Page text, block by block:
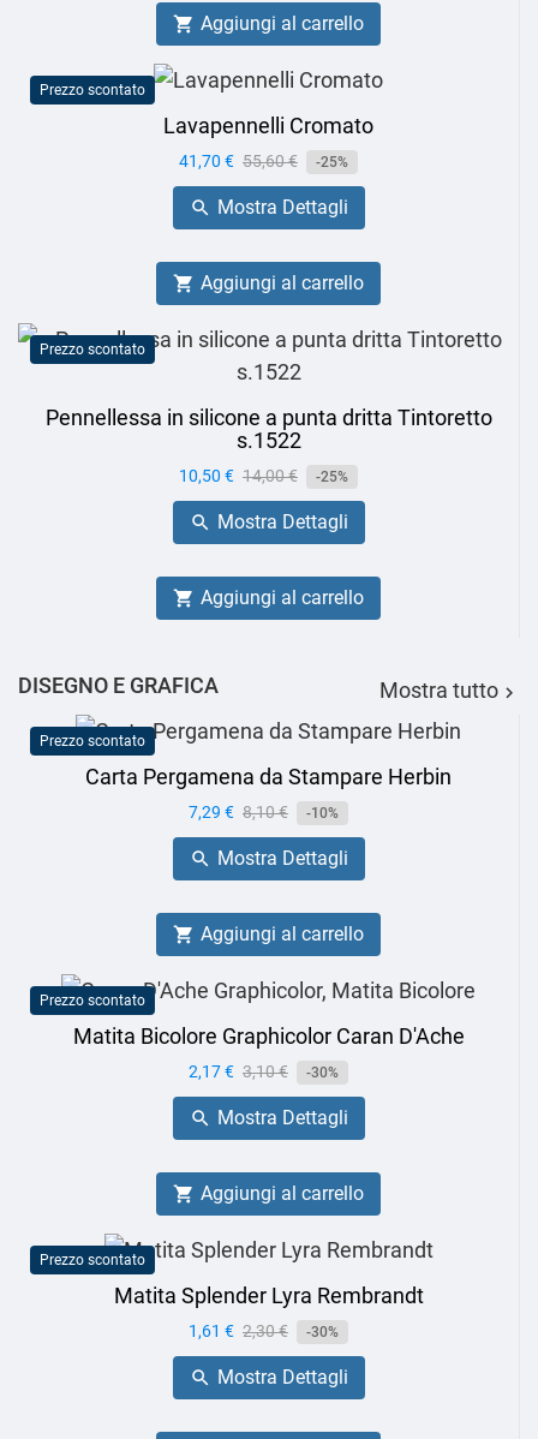
 Aggiungi al carrello
Prezzo scontato
Lavapennelli Cromato
Prezzo
41,70 € Prezzo
base
55,60 € -25%
 Mostra Dettagli
 Aggiungi al carrello
Prezzo scontato
Pennellessa in silicone a punta dritta Tintoretto
s.1522
Prezzo
10,50 € Prezzo
base
14,00 € -25%
 Mostra Dettagli
 Aggiungi al carrello
DISEGNO E GRAFICA Mostra tutto 
Prezzo scontato
Carta Pergamena da Stampare Herbin
Prezzo
7,29 € Prezzo
base
8,10 € -10%
 Mostra Dettagli
 Aggiungi al carrello
Prezzo scontato
Matita Bicolore Graphicolor Caran D'Ache
Prezzo
2,17 € Prezzo
base
3,10 € -30%
 Mostra Dettagli
 Aggiungi al carrello
Prezzo scontato
Matita Splender Lyra Rembrandt
Prezzo
1,61 € Prezzo
base
2,30 € -30%
 Mostra Dettagli